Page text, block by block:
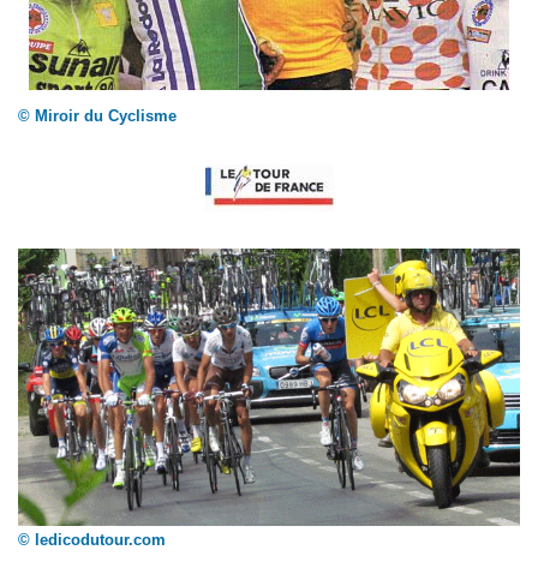
© Miroir du Cyclisme
© ledicodutour.com